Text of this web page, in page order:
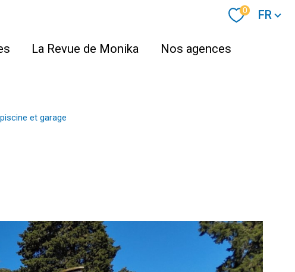
0 Langue
FR
La Revue de Monika Nos agences
et garage